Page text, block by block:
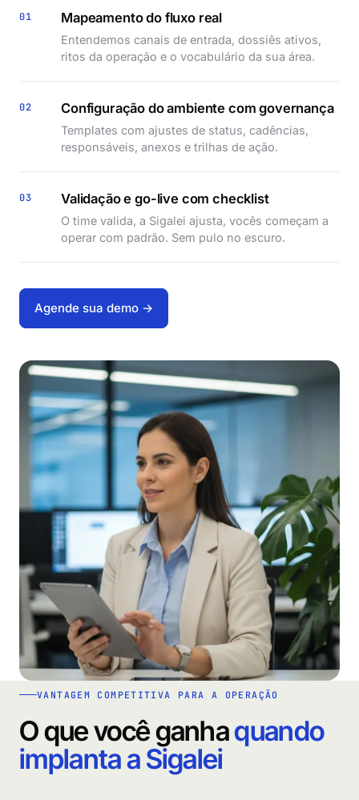
01 Mapeamento do fluxo real
Entendemos canais de entrada, dossiês ativos,
ritos da operação e o vocabulário da sua área.
02 Configuração do ambiente com governança
Templates com ajustes de status, cadências,
responsáveis, anexos e trilhas de ação.
03 Validação e go-live com checklist
O time valida, a Sigalei ajusta, vocês começam a
operar com padrão. Sem pulo no escuro.
Agende sua demo →
VANTAGEM COMPETITIVA PARA A OPERAÇÃO
O que você ganhaquando
implanta a Sigalei